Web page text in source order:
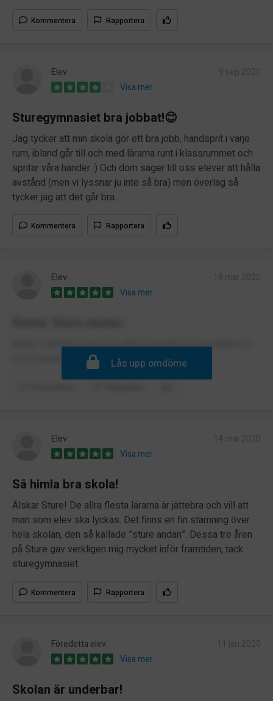
Kommentera Rapportera
Elev
Visa mer
Sturegymnasiet bra jobbat!😊
Jag tycker att min skola gör ett bra jobb, handsprit i varje
rum, ibland går till och med lärarna runt i klassrummet och
spritar våra händer :) Och dom säger till oss elever att hålla
avstånd (men vi lyssnar ju inte så bra) men överlag så
tycker jag att det går bra.
Kommentera Rapportera
Elev
Visa mer
Älskar verkligen sture för alla är trevliga och alla lärare är
Lås upp omdöme
Elev
Visa mer
Så himla bra skola!
Älskar Sture! De allra flesta lärarna är jättebra och vill att
man som elev ska lyckas. Det finns en fin stämning över
hela skolan, den så kallade ”sture andan”. Dessa tre åren
på Sture gav verkligen mig mycket inför framtiden, tack
sturegymnasiet.
Kommentera Rapportera
Föredetta elev
Visa mer
Skolan är underbar!